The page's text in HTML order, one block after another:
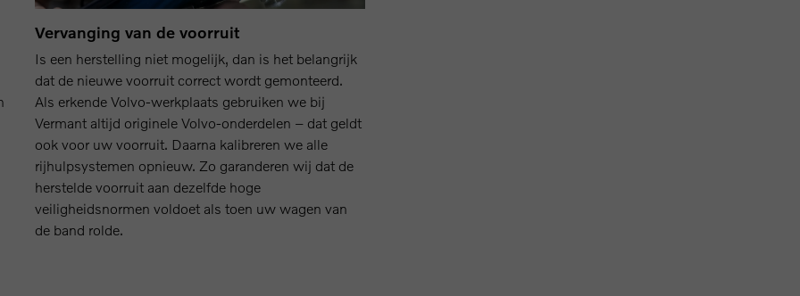
Vervanging van de voorruit
Is een herstelling niet mogelijk, dan is het belangrijk
dat de nieuwe voorruit correct wordt gemonteerd.
Als erkende Volvo-werkplaats gebruiken we bij
Vermant altijd originele Volvo-onderdelen – dat geldt
ook voor uw voorruit. Daarna kalibreren we alle
rijhulpsystemen opnieuw. Zo garanderen wij dat de
herstelde voorruit aan dezelfde hoge
veiligheidsnormen voldoet als toen uw wagen van
de band rolde.